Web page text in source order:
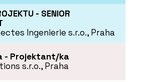
- SENIOR
Ingenierie s.r.o., Praha
- Projektant/ka
s.r.o., Praha